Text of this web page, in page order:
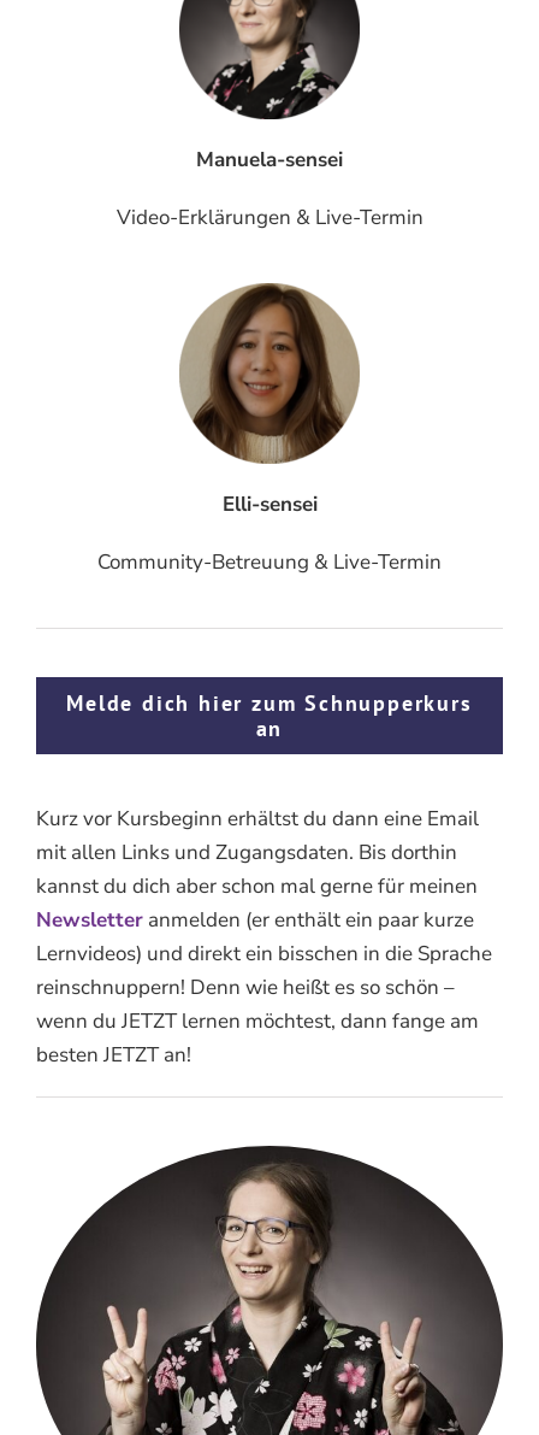
Manuela-sensei
Video-Erklärungen & Live-Termin
Elli-sensei
Community-Betreuung & Live-Termin
Melde dich hier zum Schnupperkurs
an
Kurz vor Kursbeginn erhältst du dann eine Email
mit allen Links und Zugangsdaten. Bis dorthin
kannst du dich aber schon mal gerne für meinen
Newsletteranmelden (er enthält ein paar kurze
Lernvideos) und direkt ein bisschen in die Sprache
reinschnuppern! Denn wie heißt es so schön –
wenn du JETZT lernen möchtest, dann fange am
besten JETZT an!